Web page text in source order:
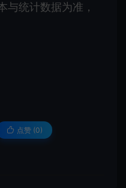
与统计数据为准，
点赞 (0)